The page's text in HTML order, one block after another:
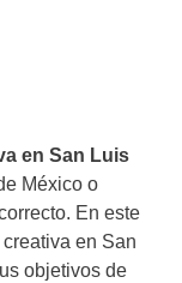
en San Luis
México o
En este
en San
objetivos de